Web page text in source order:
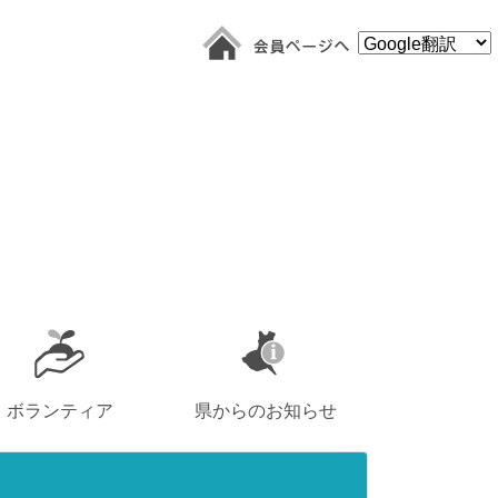
ボランティア 県からのお知らせ